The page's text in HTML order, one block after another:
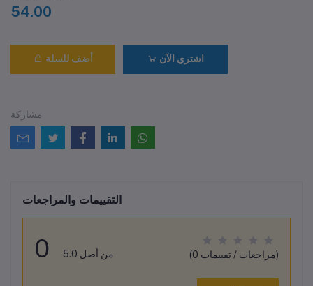
54.00
أضف للسلة اشتري الآن
مشاركة
التقييمات والمراجعات
0 من أصل 5.0 (0 مراجعات / تقييمات)